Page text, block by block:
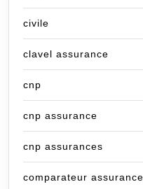
civile
clavel assurance
cnp
cnp assurance
cnp assurances
comparateur assurance